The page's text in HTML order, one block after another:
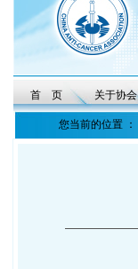
首 页 关于协会
您当前的位置 ：